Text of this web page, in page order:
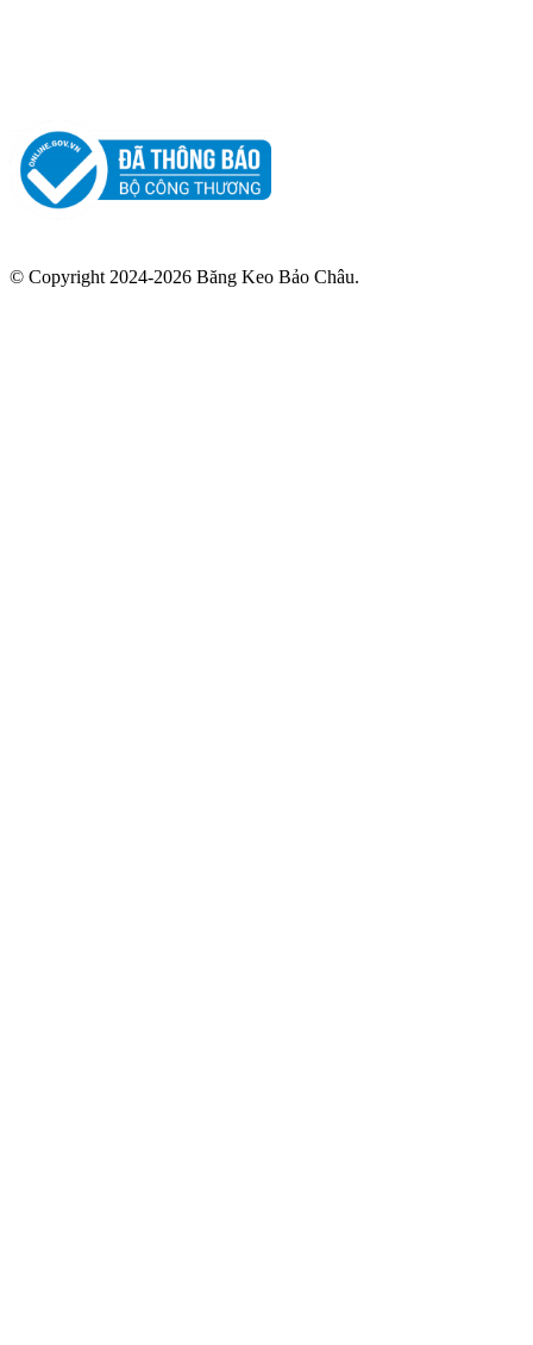
© Copyright 2024-2026 Băng Keo Bảo Châu.